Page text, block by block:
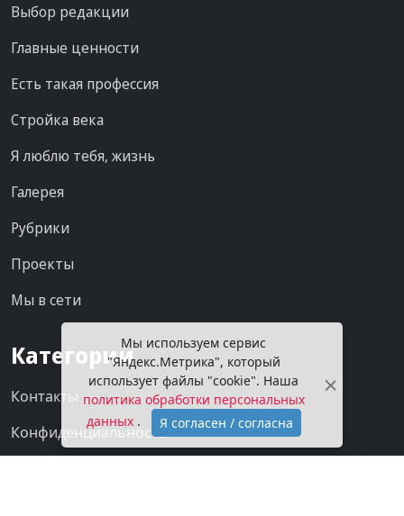
Выбор редакции
Главные ценности
Есть такая профессия
Стройка века
Я люблю тебя, жизнь
Галерея
Рубрики
Проекты
Мы в сети
Категории
Контакты
Конфиденциальность
Мы используем сервис
"Яндекс.Метрика", который
использует файлы "cookie". Наша
политика обработки персональных
данных . Я согласен / согласна